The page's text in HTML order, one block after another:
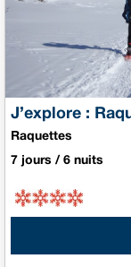
J’explore :
Raquettes
7 jours / 6 nuits